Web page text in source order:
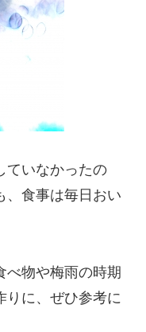
ていなかったの
、食事は毎日おい
べ物や梅雨の時期
りに、ぜひ参考に